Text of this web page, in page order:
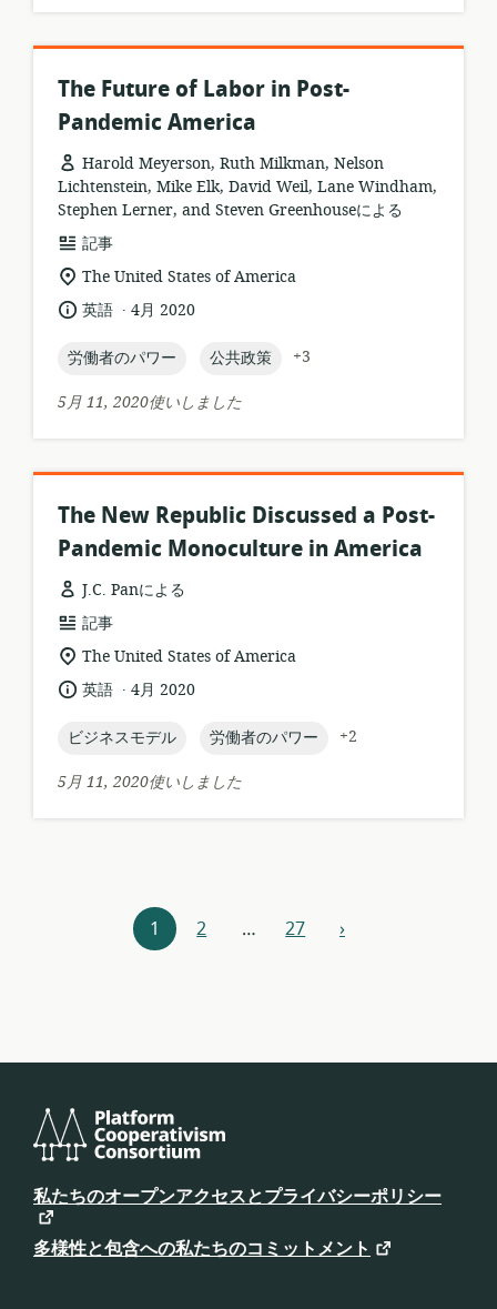
シ
The Future of Labor in Post-
Pandemic America
Harold Meyerson, Ruth Milkman, Nelson
Lichtenstein, Mike Elk, David Weil, Lane Windham,
Stephen Lerner, and Steven Greenhouseによる
リ
ソ
ー
ス
ォ
マ
記事
関
連
す
る
ロ
ケ
シ
The United States of America
言 英語 .
公
日:
4月 2020
topic:
労働者のパワー topic:
公共政策
+3
5月 11, 2020使いしました
The New Republic Discussed a Post-
Pandemic Monoculture in America
J.C. Panによる
リ
ソ
ー
ス
ォ
マ
記事
関
連
す
る
ロ
ケ
シ
The United States of America
言 英語 .
公
日:
4月 2020
topic:
ビジネスモデル topic:
労働者のパワー
+2
5月 11, 2020使いしました
ナ
ビ
ゲ
ー
シ
ョ
1 2 … 27 次
›
プ
ラ
ッ
ト
フ
ォ
私たちのオープンアクセスとプライバシーポリシー
多様性と包含への私たちのコミットメント